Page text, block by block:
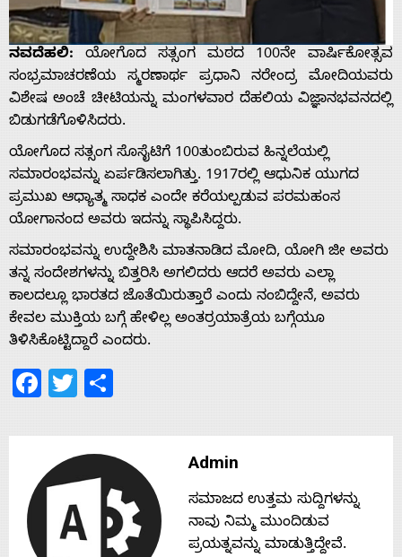
Home
About
Us
Advertise
With
ನವದೆಹಲಿ: ಯೋಗೊದ ಸತ್ಸಂಗ ಮಠದ 100ನೇ ವಾರ್ಷಿಕೋತ್ಸವ
ಸಂಭ್ರಮಾಚರಣೆಯ ಸ್ಮರಣಾರ್ಥ ಪ್ರಧಾನಿ ನರೇಂದ್ರ ಮೋದಿಯವರು
ವಿಶೇಷ ಅಂಚೆ ಚೀಟಿಯನ್ನು ಮಂಗಳವಾರ ದೆಹಲಿಯ ವಿಜ್ಞಾನಭವನದಲ್ಲಿ
ಬಿಡುಗಡೆಗೊಳಿಸಿದರು.
ಯೋಗೊದ ಸತ್ಸಂಗ ಸೊಸೈಟಿಗೆ 100ತುಂಬಿರುವ ಹಿನ್ನಲೆಯಲ್ಲಿ
ಸಮಾರಂಭವನ್ನು ಏರ್ಪಡಿಸಲಾಗಿತ್ತು. 1917ರಲ್ಲಿ ಆಧುನಿಕ ಯುಗದ
ಪ್ರಮುಖ ಆಧ್ಯಾತ್ಮ ಸಾಧಕ ಎಂದೇ ಕರೆಯಲ್ಪಡುವ ಪರಮಹಂಸ
ಯೋಗಾನಂದ ಅವರು ಇದನ್ನು ಸ್ಥಾಪಿಸಿದ್ದರು.
ಸಮಾರಂಭವನ್ನು ಉದ್ದೇಶಿಸಿ ಮಾತನಾಡಿದ ಮೋದಿ, ಯೋಗಿ ಜೀ ಅವರು
ತನ್ನ ಸಂದೇಶಗಳನ್ನು ಬಿತ್ತರಿಸಿ ಅಗಲಿದರು ಆದರೆ ಅವರು ಎಲ್ಲಾ
ಕಾಲದಲ್ಲೂ ಭಾರತದ ಜೊತೆಯಿರುತ್ತಾರೆ ಎಂದು ನಂಬಿದ್ದೇನೆ, ಅವರು
ಕೇವಲ ಮುಕ್ತಿಯ ಬಗ್ಗೆ ಹೇಳಿಲ್ಲ ಅಂತರ್ರಯಾತ್ರೆಯ ಬಗ್ಗೆಯೂ
ತಿಳಿಸಿಕೊಟ್ಟಿದ್ದಾರೆ ಎಂದರು.
Facebook
Twitter
Admin
ಸಮಾಜದ ಉತ್ತಮ ಸುದ್ದಿಗಳನ್ನು
ನಾವು ನಿಮ್ಮ ಮುಂದಿಡುವ
ಪ್ರಯತ್ನವನ್ನು ಮಾಡುತ್ತಿದ್ದೇವೆ.